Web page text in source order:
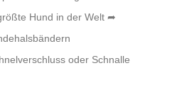
Hund in der Welt ➦
oder Schnalle